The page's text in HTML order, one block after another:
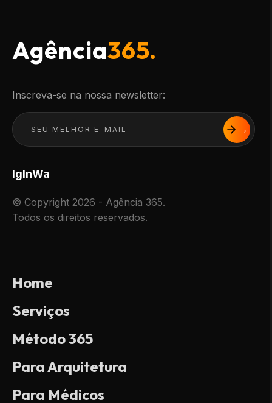
Agência365.
Inscreva-se na nossa newsletter:
IgInWa
© Copyright 2026 - Agência 365.
Todos os direitos reservados.
Home
Serviços
Método 365
Para Arquitetura
Para Médicos